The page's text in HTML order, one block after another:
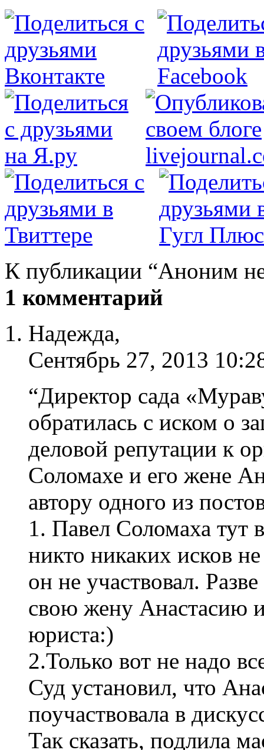
К публикации “Аноним
1 комментарий
Надежда,
Сентябрь 27, 2013
“Директор сада
обратилась с иском о
деловой репутации к
Соломахе и его жене
автору одного из
1. Павел Соломаха тут
никто никаких исков
он не участвовал.
свою жену Анастасию и
юриста:)
2.Только вот не надо
Суд установил, что
поучаствовала в
Так сказать, подлила